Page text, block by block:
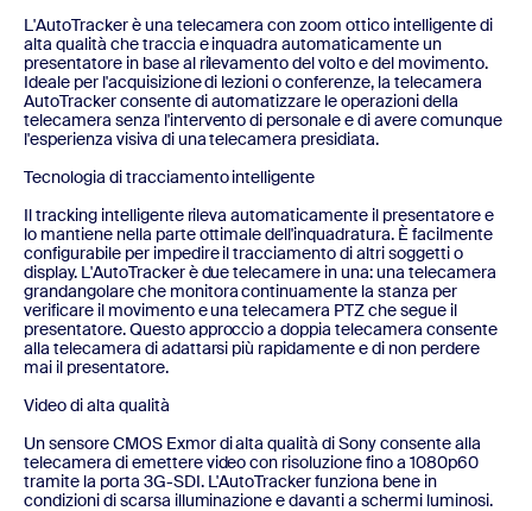
L'AutoTracker è una telecamera con zoom ottico intelligente di
alta qualità che traccia e inquadra automaticamente un
presentatore in base al rilevamento del volto e del movimento.
Ideale per l'acquisizione di lezioni o conferenze, la telecamera
AutoTracker consente di automatizzare le operazioni della
telecamera senza l'intervento di personale e di avere comunque
l'esperienza visiva di una telecamera presidiata.
Tecnologia di tracciamento intelligente
Il tracking intelligente rileva automaticamente il presentatore e
lo mantiene nella parte ottimale dell'inquadratura. È facilmente
configurabile per impedire il tracciamento di altri soggetti o
display. L'AutoTracker è due telecamere in una: una telecamera
grandangolare che monitora continuamente la stanza per
verificare il movimento e una telecamera PTZ che segue il
presentatore. Questo approccio a doppia telecamera consente
alla telecamera di adattarsi più rapidamente e di non perdere
mai il presentatore.
Video di alta qualità
Un sensore CMOS Exmor di alta qualità di Sony consente alla
telecamera di emettere video con risoluzione fino a 1080p60
tramite la porta 3G-SDI. L'AutoTracker funziona bene in
condizioni di scarsa illuminazione e davanti a schermi luminosi.